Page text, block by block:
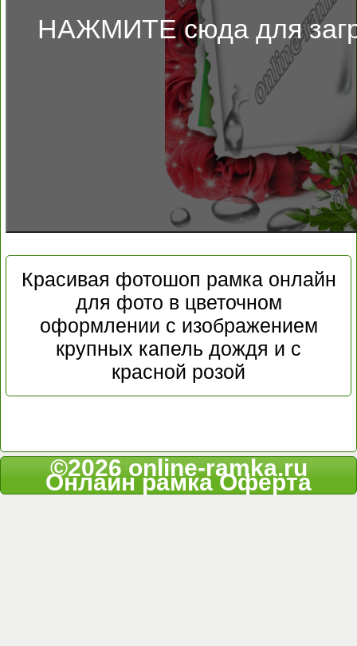
НАЖМИТЕ сюда для
Красивая фотошоп рамка онлайн
для фото в цветочном
оформлении с изображением
крупных капель дождя и с
красной розой
©2026 online-ramka.ru
Онлайн рамкаОферта